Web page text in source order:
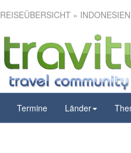
REISEÜBERSICHT »
Termine Länder